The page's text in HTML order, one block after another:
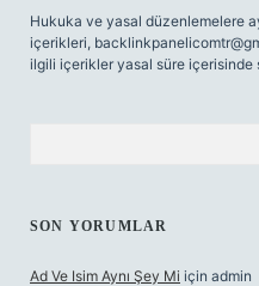
Hukuka ve yasal düzenlemelere
içerikleri,
ilgili içerikler yasal süre içerisinde
SON YORUMLAR
Ad Ve Isim Aynı Şey Mi için admin